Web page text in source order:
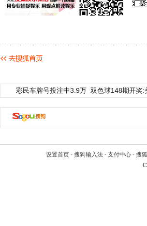
彩民车牌号投注中3.9万 双色球148期开奖:
设置首页 - 搜狗输入法 - 支付中心 - 搜